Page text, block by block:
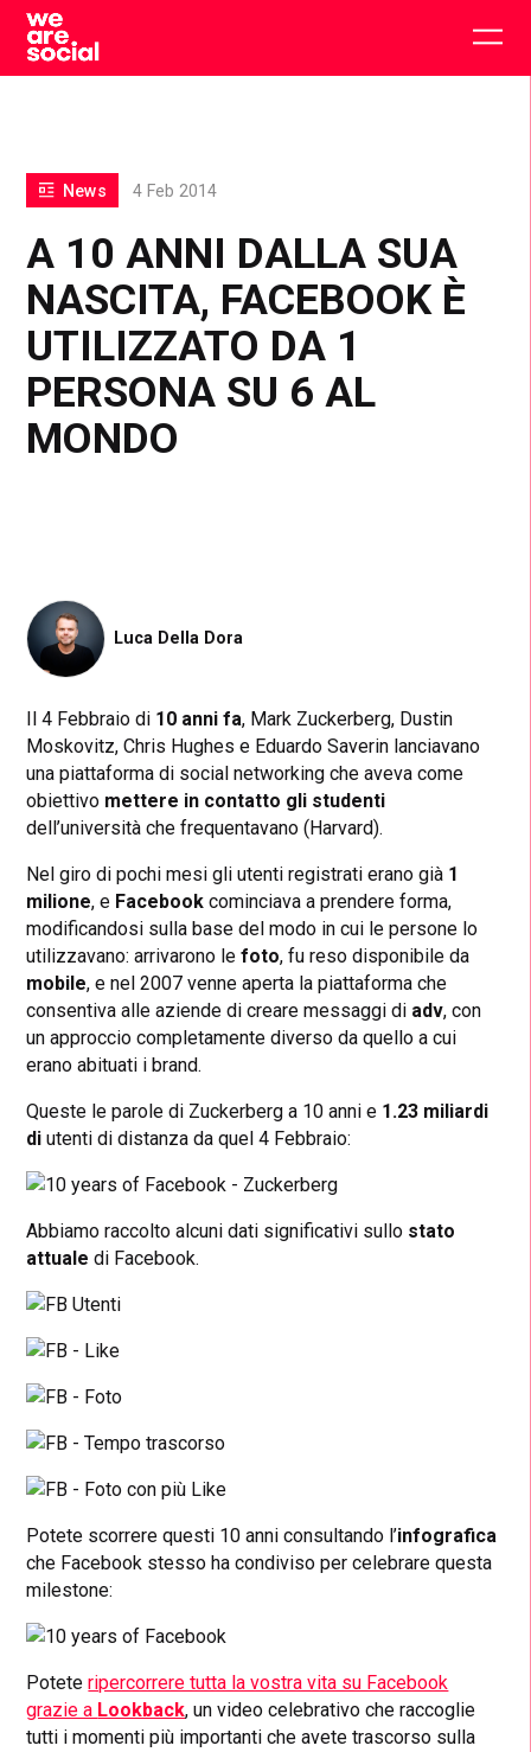
Skip
content
A 10 ANNI DALLA SUA
NASCITA, FACEBOOK È
UTILIZZATO DA 1
PERSONA SU 6 AL
MONDO
News 4 Feb 2014
Luca Della Dora
Il 4 Febbraio di 10 anni fa, Mark Zuckerberg, Dustin
Moskovitz, Chris Hughes e Eduardo Saverin lanciavano
una piattaforma di social networking che aveva come
obiettivo mettere in contatto gli studenti
dell’università che frequentavano (Harvard).
Nel giro di pochi mesi gli utenti registrati erano già 1
milione, e Facebook cominciava a prendere forma,
modificandosi sulla base del modo in cui le persone lo
utilizzavano: arrivarono lefoto, fu reso disponibile da
mobile, e nel 2007 venne aperta la piattaforma che
consentiva alle aziende di creare messaggi di adv, con
un approccio completamente diverso da quello a cui
erano abituati i brand.
Queste le parole di Zuckerberg a 10 anni e 1.23 miliardi
di utenti di distanza da quel 4 Febbraio:
Abbiamo raccolto alcuni dati significativi sullo stato
attuale di Facebook.
Potete scorrere questi 10 anni consultando l’infografica
che Facebook stesso ha condiviso per celebrare questa
milestone:
Poteteripercorrere tutta la vostra vita su Facebook
grazie a Lookback, un video celebrativo che raccoglie
tutti i momenti più importanti che avete trascorso sulla